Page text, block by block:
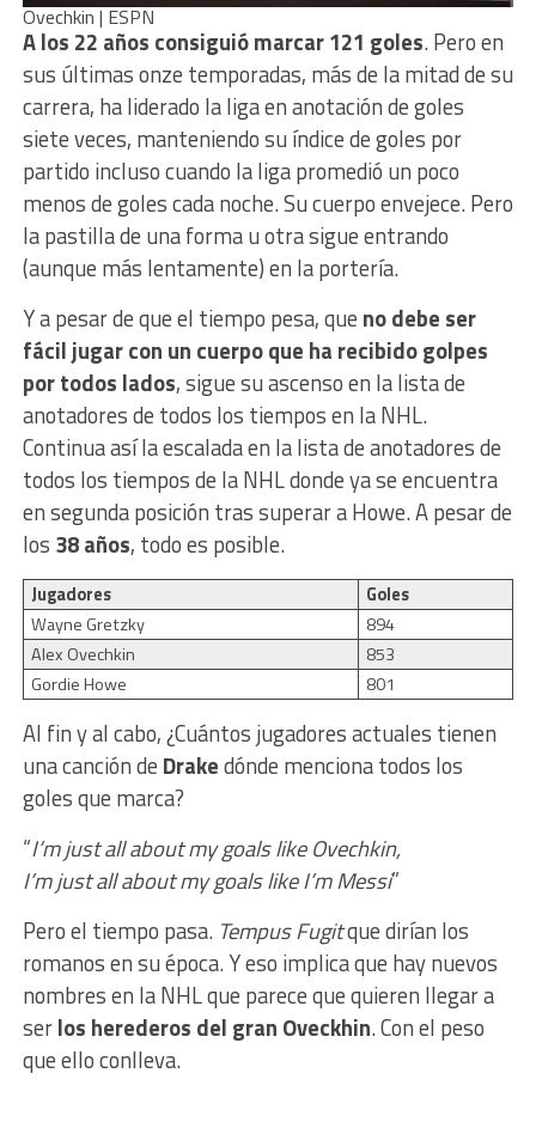
Ovechkin | ESPN
A los 22 años consiguió marcar 121 goles. Pero en
sus últimas onze temporadas, más de la mitad de su
carrera, ha liderado la liga en anotación de goles
siete veces, manteniendo su índice de goles por
partido incluso cuando la liga promedió un poco
menos de goles cada noche. Su cuerpo envejece. Pero
la pastilla de una forma u otra sigue entrando
(aunque más lentamente) en la portería.
Y a pesar de que el tiempo pesa, que no debe ser
fácil jugar con un cuerpo que ha recibido golpes
por todos lados, sigue su ascenso en la lista de
anotadores de todos los tiempos en la NHL.
Continua así la escalada en la lista de anotadores de
todos los tiempos de la NHL donde ya se encuentra
en segunda posición tras superar a Howe. A pesar de
los 38 años, todo es posible.
Jugadores
Goles
Wayne Gretzky
894
Alex Ovechkin
853
Gordie Howe
801
Al fin y al cabo, ¿Cuántos jugadores actuales tienen
una canción de Drakedónde menciona todos los
goles que marca?
“I’m just all about my goals like Ovechkin,
I’m just all about my goals like I’m Messi”
Pero el tiempo pasa. Tempus Fugitque dirían los
romanos en su época. Y eso implica que hay nuevos
nombres en la NHL que parece que quieren llegar a
serlos herederos del gran Oveckhin. Con el peso
que ello conlleva.